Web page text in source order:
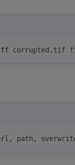
corrupted.tif
path,